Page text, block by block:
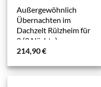
Außergewöhnlich
Übernachten im
Dachzelt Rülzheim für
2 (2 Nächte)
214,90€